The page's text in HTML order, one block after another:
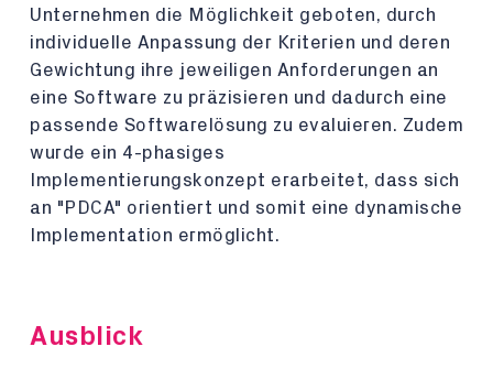
Unternehmen die Möglichkeit geboten, durch
individuelle Anpassung der Kriterien und deren
Gewichtung ihre jeweiligen Anforderungen an
eine Software zu präzisieren und dadurch eine
passende Softwarelösung zu evaluieren. Zudem
wurde ein 4-phasiges
Implementierungskonzept erarbeitet, dass sich
an "PDCA" orientiert und somit eine dynamische
Implementation ermöglicht.
Ausblick